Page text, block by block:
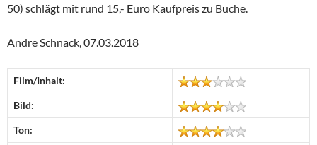
50) schlägt mit rund 15,- Euro Kaufpreis zu Buche.
Andre Schnack, 07.03.2018
Film/Inhalt:
Bild:
Ton: